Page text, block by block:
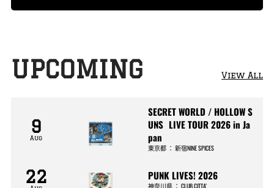
29 tickets left!
UPCOMING View All
9
Aug
SECRET WORLD / HOLLOW S
UNS LIVE TOUR 2026 in Ja
pan
東京都 ：新宿NINE SPICES
22 PUNK LIVES! 2026
神奈川県 ：CLUB CITTA’